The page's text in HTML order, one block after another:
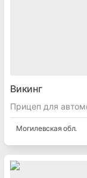
Викинг
Прицеп для
Могилевская обл.